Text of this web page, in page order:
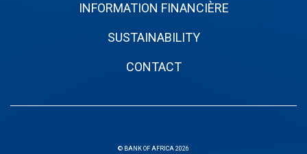
INFORMATION FINANCIÈRE
SUSTAINABILITY
CONTACT
© BANK OF AFRICA 2026